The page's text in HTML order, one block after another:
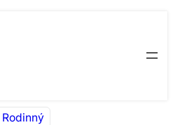
Rodinný